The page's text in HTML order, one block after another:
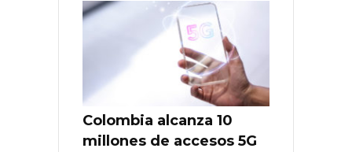
Colombia alcanza 10
millones de accesos 5G